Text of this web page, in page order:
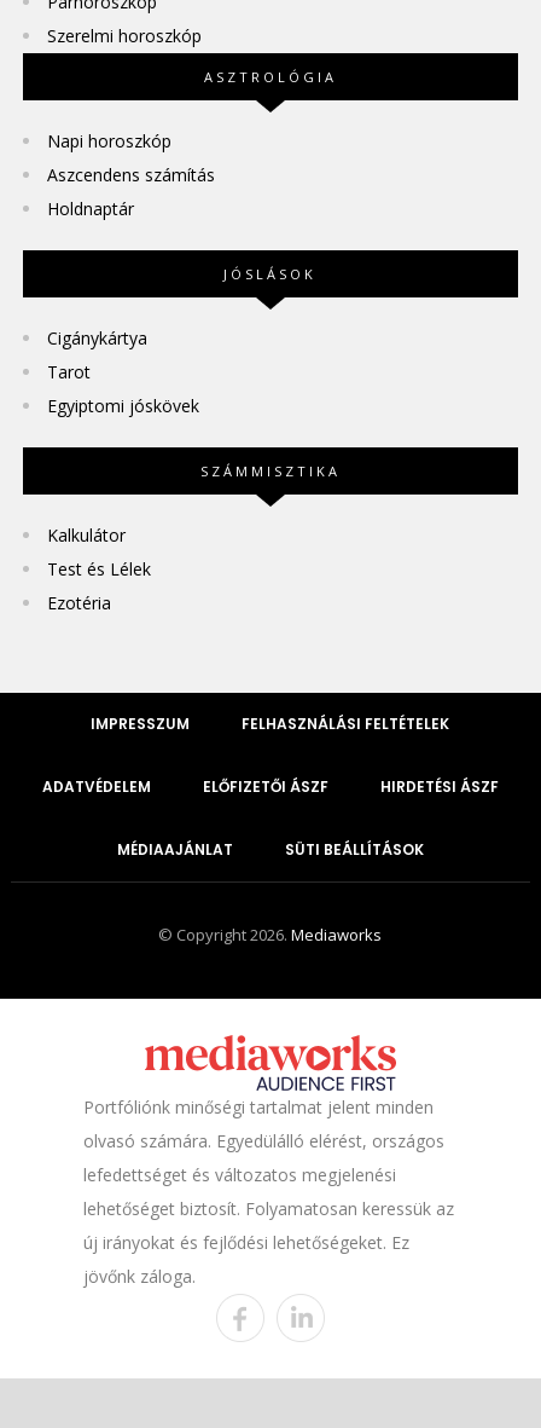
Szerelmi horoszkóp
ASZTROLÓGIA
Napi horoszkóp
Aszcendens számítás
Holdnaptár
JÓSLÁSOK
Cigánykártya
Tarot
Egyiptomi jóskövek
SZÁMMISZTIKA
Kalkulátor
Test és Lélek
Ezotéria
IMPRESSZUM FELHASZNÁLÁSI FELTÉTELEK
ADATVÉDELEM ELŐFIZETŐI ÁSZF HIRDETÉSI ÁSZF
MÉDIAAJÁNLAT SÜTI BEÁLLÍTÁSOK
© Copyright 2026.Mediaworks
Portfóliónk minőségi tartalmat jelent minden
olvasó számára. Egyedülálló elérést, országos
lefedettséget és változatos megjelenési
lehetőséget biztosít. Folyamatosan keressük az
új irányokat és fejlődési lehetőségeket. Ez
jövőnk záloga.